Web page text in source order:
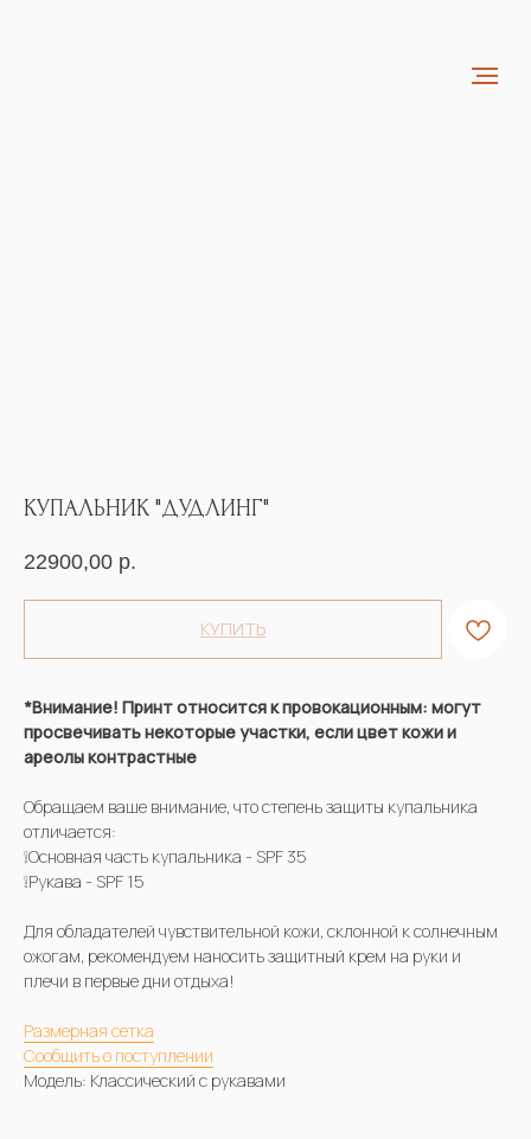
КУПАЛЬНИК "ДУДЛИНГ"
22900,00 р.
КУПИТЬ
*Внимание! Принт относится к провокационным: могут
просвечивать некоторые участки, если цвет кожи и
ареолы контрастные
Обращаем ваше внимание, что степень защиты купальника
отличается:
❕Основная часть купальника - SPF 35
❕Рукава - SPF 15
Для обладателей чувствительной кожи, склонной к солнечным
ожогам, рекомендуем наносить защитный крем на руки и
плечи в первые дни отдыха!
Размерная сетка
Сообщить о поступлении
Модель: Классический с рукавами